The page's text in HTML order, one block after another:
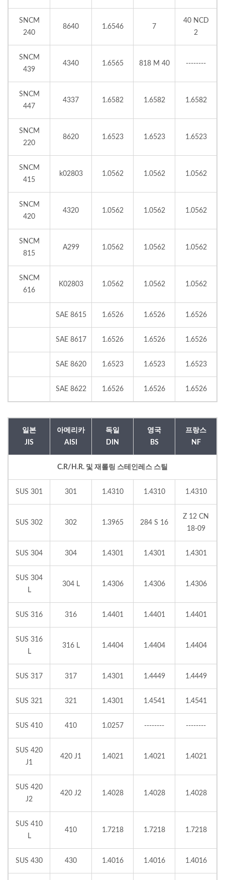
SNCM
240
8640 1.6546 7
40 NCD
2
SNCM
439
4340 1.6565 818 M 40 --------
SNCM
447
4337 1.6582 1.6582 1.6582
SNCM
220
8620 1.6523 1.6523 1.6523
SNCM
415
k02803 1.0562 1.0562 1.0562
SNCM
420
4320 1.0562 1.0562 1.0562
SNCM
815
A299 1.0562 1.0562 1.0562
SNCM
616
K02803 1.0562 1.0562 1.0562
SAE 8615 1.6526 1.6526 1.6526
SAE 8617 1.6526 1.6526 1.6526
SAE 8620 1.6523 1.6523 1.6523
SAE 8622 1.6526 1.6526 1.6526
일본
JIS
아메리카
AISI
독일
DIN
영국
BS
프랑스
NF
C.R/H.R. 및 재롤링 스테인레스 스틸
SUS 301 301 1.4310 1.4310 1.4310
SUS 302 302 1.3965 284 S 16
Z 12 CN
18-09
SUS 304 304 1.4301 1.4301 1.4301
SUS 304
L
304 L 1.4306 1.4306 1.4306
SUS 316 316 1.4401 1.4401 1.4401
SUS 316
L
316 L 1.4404 1.4404 1.4404
SUS 317 317 1.4301 1.4449 1.4449
SUS 321 321 1.4301 1.4541 1.4541
SUS 410 410 1.0257 -------- --------
SUS 420
J1
420 J1 1.4021 1.4021 1.4021
SUS 420
J2
420 J2 1.4028 1.4028 1.4028
SUS 410
L
410 1.7218 1.7218 1.7218
SUS 430 430 1.4016 1.4016 1.4016